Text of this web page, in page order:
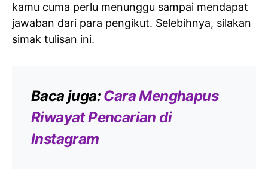
kamu cuma perlu menunggu sampai mendapat
jawaban dari para pengikut. Selebihnya, silakan
simak tulisan ini.
Baca juga:Cara Menghapus
Riwayat Pencarian di
Instagram